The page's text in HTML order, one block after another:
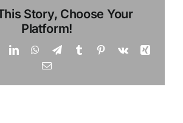
Story, Choose Your
Platform!
LinkedInWhatsApp
TelegramTumblrPinterest
Vk
Xing
Email